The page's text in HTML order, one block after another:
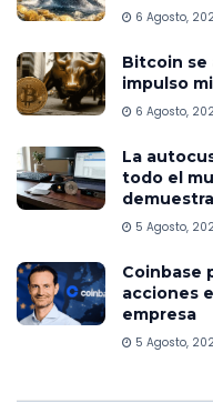
6 Agosto,
Bitcoin se
impulso
6 Agosto,
La
todo el
demuestra
5 Agosto,
Coinbase
acciones
empresa
5 Agosto,